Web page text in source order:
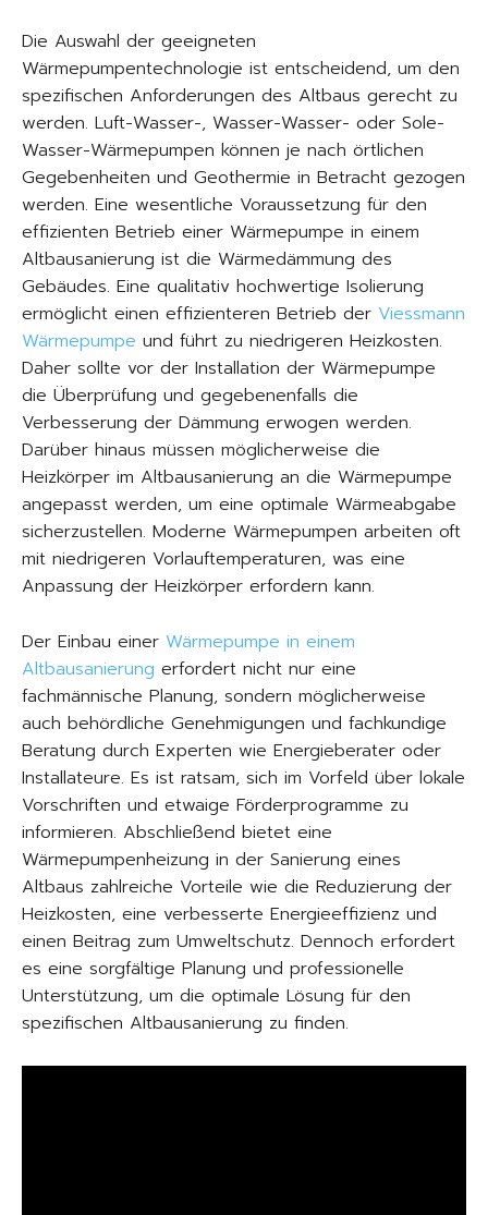
Die Auswahl der geeigneten
Wärmepumpentechnologie ist entscheidend, um den
spezifischen Anforderungen des Altbaus gerecht zu
werden. Luft-Wasser-, Wasser-Wasser- oder Sole-
Wasser-Wärmepumpen können je nach örtlichen
Gegebenheiten und Geothermie in Betracht gezogen
werden. Eine wesentliche Voraussetzung für den
effizienten Betrieb einer Wärmepumpe in einem
Altbausanierung ist die Wärmedämmung des
Gebäudes. Eine qualitativ hochwertige Isolierung
ermöglicht einen effizienteren Betrieb der Viessmann
Wärmepumpe und führt zu niedrigeren Heizkosten.
Daher sollte vor der Installation der Wärmepumpe
die Überprüfung und gegebenenfalls die
Verbesserung der Dämmung erwogen werden.
Darüber hinaus müssen möglicherweise die
Heizkörper im Altbausanierung an die Wärmepumpe
angepasst werden, um eine optimale Wärmeabgabe
sicherzustellen. Moderne Wärmepumpen arbeiten oft
mit niedrigeren Vorlauftemperaturen, was eine
Anpassung der Heizkörper erfordern kann.
Der Einbau einer Wärmepumpe in einem
Altbausanierung erfordert nicht nur eine
fachmännische Planung, sondern möglicherweise
auch behördliche Genehmigungen und fachkundige
Beratung durch Experten wie Energieberater oder
Installateure. Es ist ratsam, sich im Vorfeld über lokale
Vorschriften und etwaige Förderprogramme zu
informieren. Abschließend bietet eine
Wärmepumpenheizung in der Sanierung eines
Altbaus zahlreiche Vorteile wie die Reduzierung der
Heizkosten, eine verbesserte Energieeffizienz und
einen Beitrag zum Umweltschutz. Dennoch erfordert
es eine sorgfältige Planung und professionelle
Unterstützung, um die optimale Lösung für den
spezifischen Altbausanierung zu finden.